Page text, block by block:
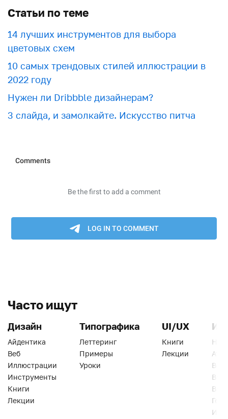
Статьи по теме
​​14 лучших инструментов для выбора
цветовых схем
10 самых трендовых стилей иллюстрации в
2022 году
Нужен ли Dribbble дизайнерам?
3 слайда, и замолкайте. Искусство питча
Часто ищут
Дизайн
Айдентика
Веб
Иллюстрации
Инструменты
Книги
Лекции
Типографика
Леттеринг
Примеры
Уроки
UI/UX
Книги
Лекции
Веб